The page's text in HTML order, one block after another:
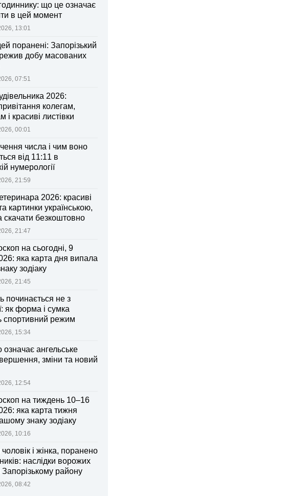
що це означає
в цей момент
13:01
поранені: Запорізький
добу масованих
07:51
2026:
колегам,
і красиві листівки
00:01
числа і чим воно
від 11:11 в
нумерології
21:59
2026: красиві
картинки українською,
скачати безкоштовно
21:47
на сьогодні, 9
яка карта дня випала
зодіаку
21:45
починається не з
як форма і сумка
спортивний режим
15:34
ангельське
зміни та новий
12:54
на тиждень 10–16
яка карта тижня
знаку зодіаку
10:16
і жінка, поранено
наслідки ворожих
Запорізькому району
08:42